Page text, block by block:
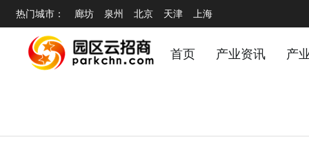
热门城市： 廊坊 泉州 北京 天津 上海
首页 产业资讯 产